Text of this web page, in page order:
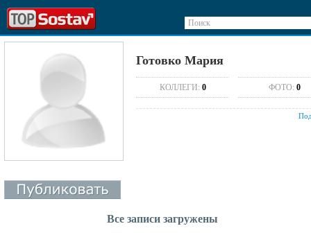
Поиск
Готовко Мария
КОЛЛЕГИ: 0 ФОТО: 0
Все записи загружены